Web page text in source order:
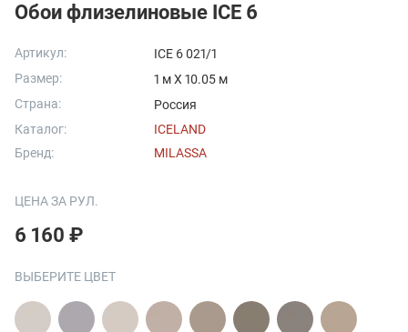
Обои флизелиновые ICE 6
Артикул:
ICE 6 021/1
Размер:
1 м X 10.05 м
Страна:
Россия
Каталог:
ICELAND
Бренд:
MILASSA
ЦЕНА ЗА РУЛ.
6 160 ₽
ВЫБЕРИТЕ ЦВЕТ